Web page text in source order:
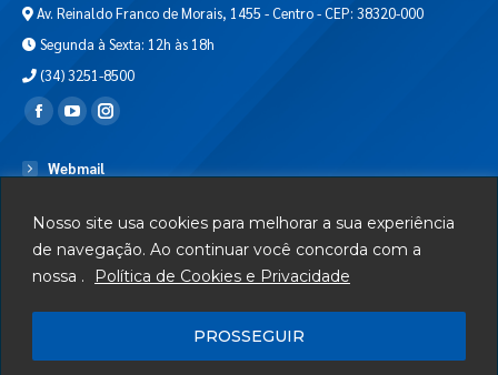
Nosso site usa cookies para melhorar a sua experiência
de navegação. Ao continuar você concorda com a
nossa .
Política de Cookies e Privacidade
PROSSEGUIR
Av. Reinaldo Franco de Morais, 1455 - Centro - CEP: 38320-000
Segunda à Sexta: 12h às 18h
(34) 3251-8500
Encontre-nos em:
Webmail
Serviços
Telefones Úteis